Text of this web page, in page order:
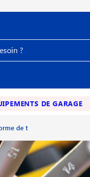
DE GARAGE
de t